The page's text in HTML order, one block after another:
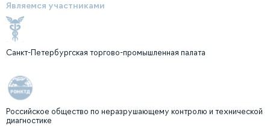
Являемся участниками
Санкт-Петербургская торгово-промышленная палата
Российское общество по неразрушающему контролю и технической
диагностике